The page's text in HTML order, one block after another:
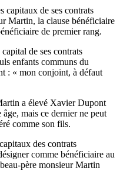
capitaux de ses contrats
Martin, la clause bénéficiaire
de premier rang.
de ses contrats
enfants communs du
: « mon conjoint, à défaut
a élevé Xavier Dupont
mais ce dernier ne peut
comme son fils.
des contrats
comme bénéficiaire au
père monsieur Martin